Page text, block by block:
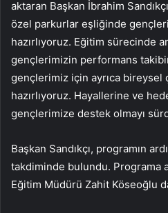
aktaran Başkan İbrahim
özel parkurlar eşliğinde
hazırlıyoruz. Eğitim sürecinde
gençlerimizin performans
gençlerimiz için ayrıca bireysel
hazırlıyoruz. Hayallerine ve
gençlerimize destek olmayı
Başkan Sandıkçı, programın
takdiminde bulundu. Programa
Eğitim Müdürü Zahit Köseoğlu